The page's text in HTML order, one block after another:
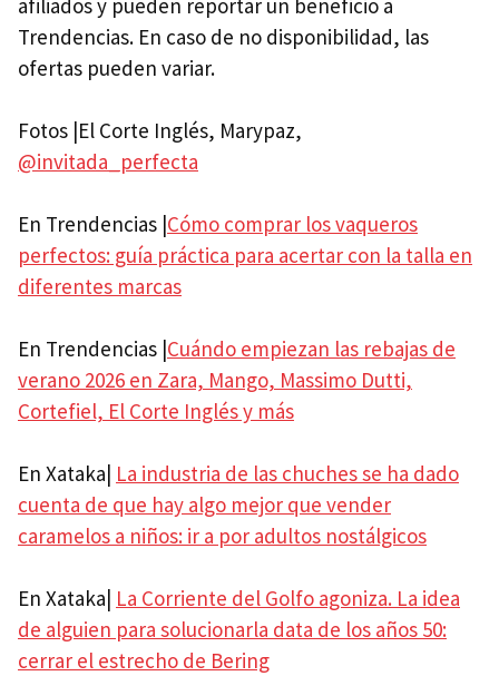
afiliados y pueden reportar un beneficio a
Trendencias. En caso de no disponibilidad, las
ofertas pueden variar.
Fotos |El Corte Inglés, Marypaz,
@invitada_perfecta
En Trendencias |Cómo comprar los vaqueros
perfectos: guía práctica para acertar con la talla en
diferentes marcas
En Trendencias |Cuándo empiezan las rebajas de
verano 2026 en Zara, Mango, Massimo Dutti,
Cortefiel, El Corte Inglés y más
En Xataka| La industria de las chuches se ha dado
cuenta de que hay algo mejor que vender
caramelos a niños: ir a por adultos nostálgicos
En Xataka| La Corriente del Golfo agoniza. La idea
de alguien para solucionarla data de los años 50:
cerrar el estrecho de Bering